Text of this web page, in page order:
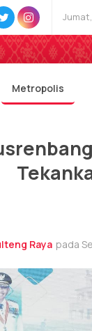
Metropolis
Raya pada